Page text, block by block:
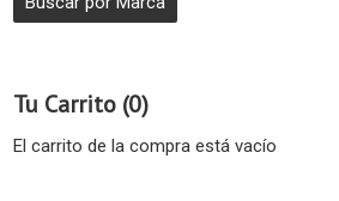
Tu Carrito (0)
El carrito de la compra está vacío